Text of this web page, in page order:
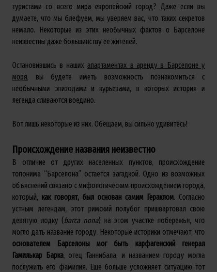
туристами со всего мира европейский город? Даже если вы
думаете, что мы блефуем, мы уверяем вас, что таких секретов
немало. Некоторые из этих необычных фактов о Барселоне
неизвестны даже большинству ее жителей.
Остановившись в наших апартаментах в аренду в Барселоне у
моря, вы будете иметь возможность познакомиться с
необычными эпизодами и курьезами, в которых история и
легенда сливаются воедино.
Вот лишь некоторые из них. Обещаем, вы сильно удивитесь!
Происхождение названия неизвестно
В отличие от других населенных пунктов, происхождение
топонима “Барселона” остается загадкой. Одно из возможных
объяснений связано с мифологическим происхождением города,
который, как говорят, был основан самим Гераклом. Согласно
устным легендам, этот римский полубог пришвартовал свою
девятую лодку (barca nona) на этом участке побережья, что
могло дать название городу. Некоторые историки отмечают, что
основателем Барселоны мог быть карфагенский генерал
Гамилькар Барка, отец Ганнибала, и названием городу могла
послужить его фамилия. Еще больше усложняет ситуацию тот